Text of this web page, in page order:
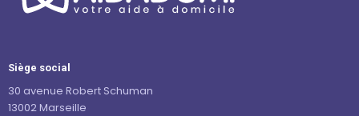
Siège social
30 avenue Robert Schuman
13002 Marseille